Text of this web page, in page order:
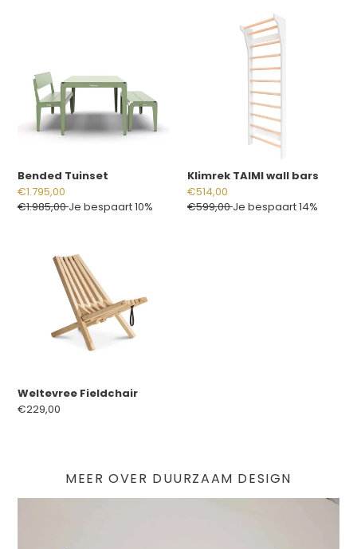
Bended Tuinset
Aanbiedingsprijs
€1.795,00
Normale
€1.985,00Je bespaart 10%
Klimrek TAIMI wall bars
Aanbiedingsprijs
€514,00
Normale
€599,00Je bespaart 14%
Weltevree Fieldchair
Normale
€229,00
MEER OVER DUURZAAM DESIGN